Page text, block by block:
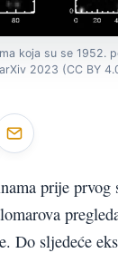
koja su se 1952.
2023 (CC BY
prije prvog
Do sljedeće